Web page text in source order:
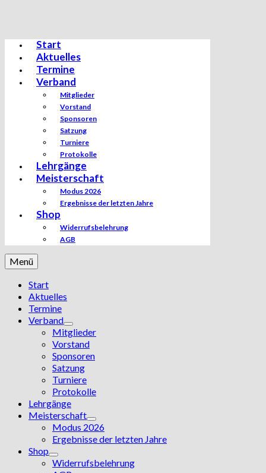
Start
Aktuelles
Termine
Verband
Mitglieder
Vorstand
Sponsoren
Satzung
Turniere
Protokolle
Lehrgänge
Meisterschaft
Modus 2026
Ergebnisse der letzten Jahre
Shop
Widerrufsbelehrung
AGB
Menü
Start
Aktuelles
Termine
Verband
Mitglieder
Vorstand
Sponsoren
Satzung
Turniere
Protokolle
Lehrgänge
Meisterschaft
Modus 2026
Ergebnisse der letzten Jahre
Shop
Widerrufsbelehrung